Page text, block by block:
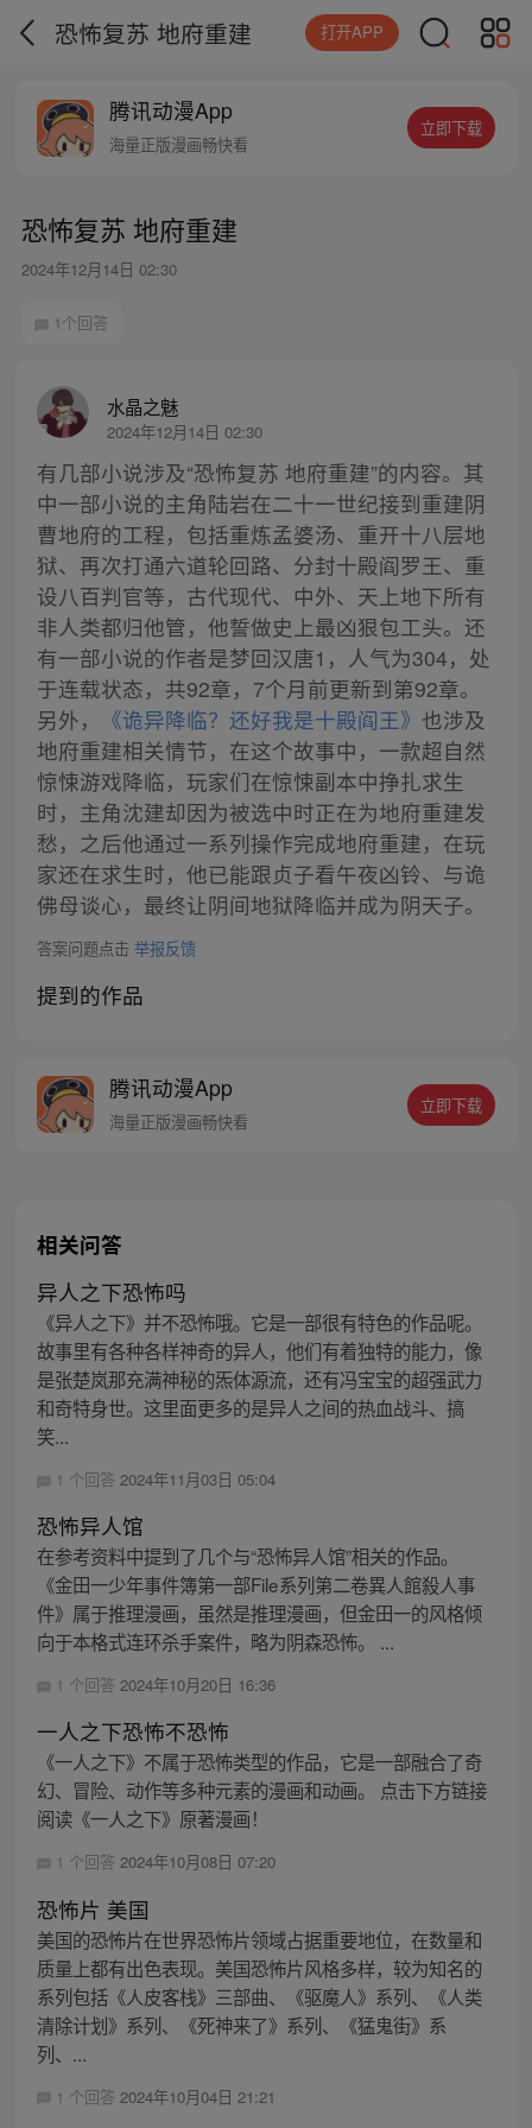
恐怖复苏 地府重建 打开APP
腾讯动漫App
海量正版漫画畅快看
立即下载
恐怖复苏 地府重建
2024年12月14日 02:30
1个回答
水晶之魅
2024年12月14日 02:30
有几部小说涉及“恐怖复苏 地府重建”的内容。其
中一部小说的主角陆岩在二十一世纪接到重建阴
曹地府的工程，包括重炼孟婆汤、重开十八层地
狱、再次打通六道轮回路、分封十殿阎罗王、重
设八百判官等，古代现代、中外、天上地下所有
非人类都归他管，他誓做史上最凶狠包工头。还
有一部小说的作者是梦回汉唐1，人气为304，处
于连载状态，共92章，7个月前更新到第92章。
另外，
《诡异降临？还好我是十殿阎王》 也涉及
地府重建相关情节，在这个故事中，一款超自然
惊悚游戏降临，玩家们在惊悚副本中挣扎求生
时，主角沈建却因为被选中时正在为地府重建发
愁，之后他通过一系列操作完成地府重建，在玩
家还在求生时，他已能跟贞子看午夜凶铃、与诡
佛母谈心，最终让阴间地狱降临并成为阴天子。
答案问题点击 举报反馈
提到的作品
腾讯动漫App
海量正版漫画畅快看
立即下载
相关问答
异人之下恐怖吗
《异人之下》并不恐怖哦。它是一部很有特色的作品呢。
故事里有各种各样神奇的异人，他们有着独特的能力，像
是张楚岚那充满神秘的炁体源流，还有冯宝宝的超强武力
和奇特身世。这里面更多的是异人之间的热血战斗、搞
笑...
1 个回答 2024年11月03日 05:04
恐怖异人馆
在参考资料中提到了几个与“恐怖异人馆”相关的作品。
《金田一少年事件簿第一部File系列第二卷異人館殺人事
件》属于推理漫画，虽然是推理漫画，但金田一的风格倾
向于本格式连环杀手案件，略为阴森恐怖。 ...
1 个回答 2024年10月20日 16:36
一人之下恐怖不恐怖
《一人之下》不属于恐怖类型的作品，它是一部融合了奇
幻、冒险、动作等多种元素的漫画和动画。 点击下方链接
阅读《一人之下》原著漫画！
1 个回答 2024年10月08日 07:20
恐怖片 美国
美国的恐怖片在世界恐怖片领域占据重要地位，在数量和
质量上都有出色表现。美国恐怖片风格多样，较为知名的
系列包括《人皮客栈》三部曲、《驱魔人》系列、《人类
清除计划》系列、《死神来了》系列、《猛鬼街》系
列、...
1 个回答 2024年10月04日 21:21